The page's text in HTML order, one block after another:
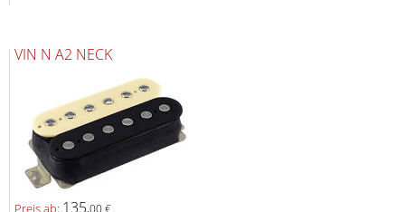
VIN N A2 NECK
135,